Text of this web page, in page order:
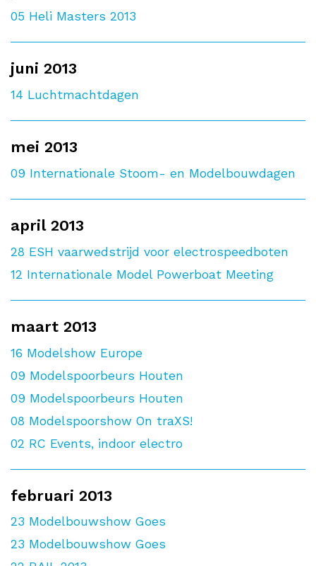
05 Heli Masters 2013
juni 2013
14 Luchtmachtdagen
mei 2013
09 Internationale Stoom- en Modelbouwdagen
april 2013
28 ESH vaarwedstrijd voor electrospeedboten
12 Internationale Model Powerboat Meeting
maart 2013
16 Modelshow Europe
09 Modelspoorbeurs Houten
09 Modelspoorbeurs Houten
08 Modelspoorshow On traXS!
02 RC Events, indoor electro
februari 2013
23 Modelbouwshow Goes
23 Modelbouwshow Goes